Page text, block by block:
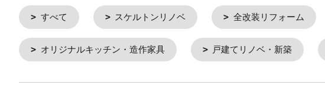
すべて スケルトンリノベ 全改装リフォーム
オリジナルキッチン・造作家具 戸建てリノベ・新築